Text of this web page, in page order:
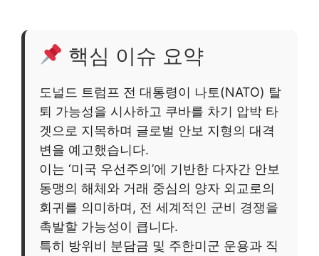
핵심 이슈 요약
도널드 트럼프 전 대통령이 나토(NATO) 탈
퇴 가능성을 시사하고 쿠바를 차기 압박 타
겟으로 지목하며 글로벌 안보 지형의 대격
변을 예고했습니다.
이는 ‘미국 우선주의’에 기반한 다자간 안보
동맹의 해체와 거래 중심의 양자 외교로의
회귀를 의미하며, 전 세계적인 군비 경쟁을
촉발할 가능성이 큽니다.
특히 방위비 분담금 및 주한미군 운용과 직